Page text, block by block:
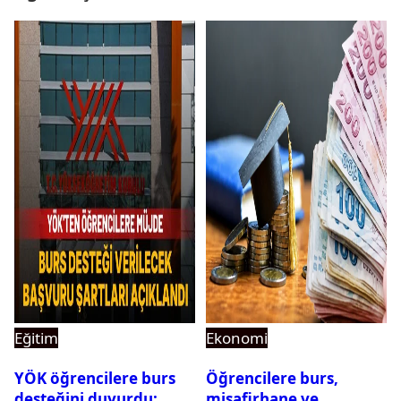
Eğitim
YÖK öğrencilere burs
Ekonomi
Öğrencilere burs,